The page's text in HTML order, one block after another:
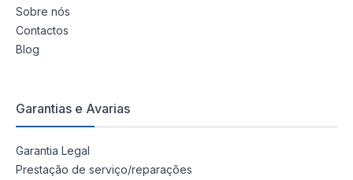
Sobre nós
Contactos
Blog
Garantias e Avarias
Garantia Legal
Prestação de serviço/reparações